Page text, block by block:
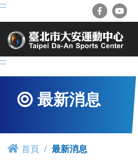
跳
容
:::
:::
最新消息
首頁 最新消息